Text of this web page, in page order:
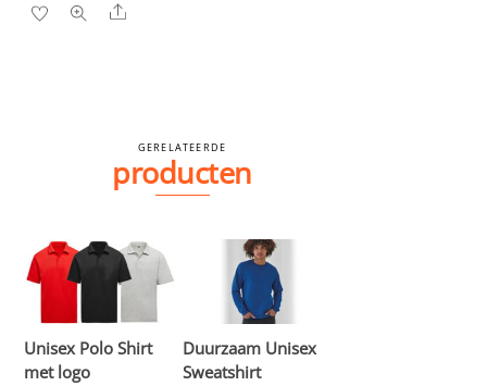
Share
GERELATEERDE
producten
Unisex Polo Shirt
met logo
Duurzaam Unisex
Sweatshirt